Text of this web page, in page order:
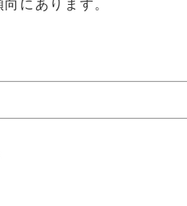
にあります。